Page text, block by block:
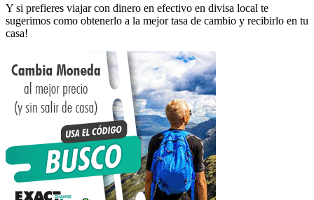
Y si prefieres viajar con dinero en efectivo en divisa local te
sugerimos como obtenerlo a la mejor tasa de cambio y recibirlo en tu
casa!